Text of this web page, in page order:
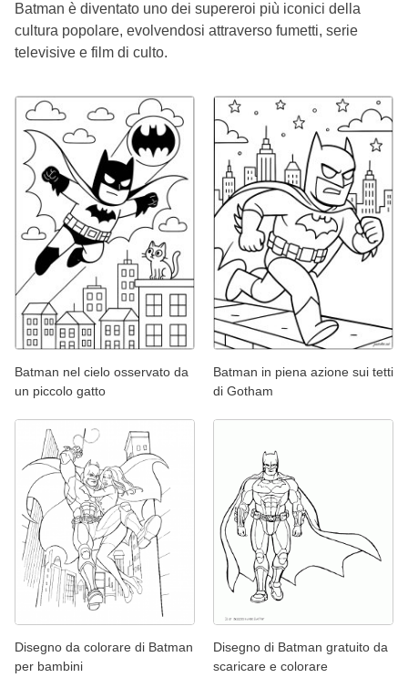
Batman è diventato uno dei supereroi più iconici della
cultura popolare, evolvendosi attraverso fumetti, serie
televisive e film di culto.
Batman nel cielo osservato da
un piccolo gatto
Batman in piena azione sui tetti
di Gotham
Disegno da colorare di Batman
per bambini
Disegno di Batman gratuito da
scaricare e colorare